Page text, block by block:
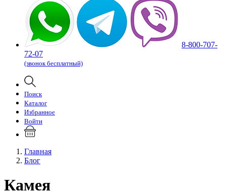
8-800-707-
72-07
(звонок бесплатный)
Поиск
Каталог
Избранное
Войти
Главная
Блог
Камея